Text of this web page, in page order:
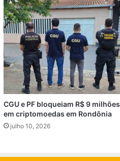
CGU e PF bloqueiam R$ 9 milhões
em criptomoedas em Rondônia
julho 10, 2026